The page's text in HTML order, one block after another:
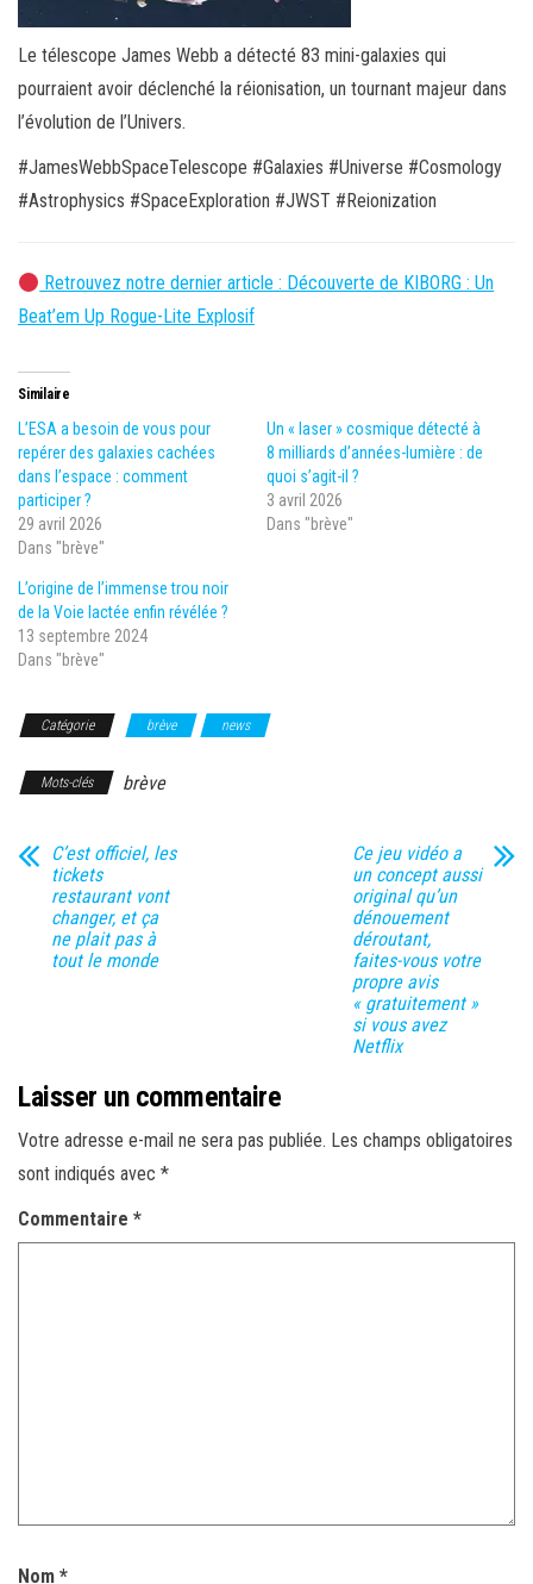
Le télescope James Webb a détecté 83 mini-galaxies qui
pourraient avoir déclenché la réionisation, un tournant majeur dans
l’évolution de l’Univers.
#JamesWebbSpaceTelescope #Galaxies #Universe #Cosmology
#Astrophysics #SpaceExploration #JWST #Reionization
Retrouvez notre dernier article : Découverte de KIBORG : Un
Beat’em Up Rogue-Lite Explosif
Similaire
L’ESA a besoin de vous pour
repérer des galaxies cachées
dans l’espace : comment
participer ?
29 avril 2026
Dans "brève"
Un « laser » cosmique détecté à
8 milliards d’années-lumière : de
quoi s’agit-il ?
3 avril 2026
Dans "brève"
L’origine de l’immense trou noir
de la Voie lactée enfin révélée ?
13 septembre 2024
Dans "brève"
Catégorie brève news
Mots-clés brève
C’est officiel, les
tickets
restaurant vont
changer, et ça
ne plait pas à
tout le monde
Ce jeu vidéo a
un concept aussi
original qu’un
dénouement
déroutant,
faites-vous votre
propre avis
« gratuitement »
si vous avez
Netflix
Laisser un commentaire
Votre adresse e-mail ne sera pas publiée. Les champs obligatoires
sont indiqués avec *
Commentaire *
Nom *